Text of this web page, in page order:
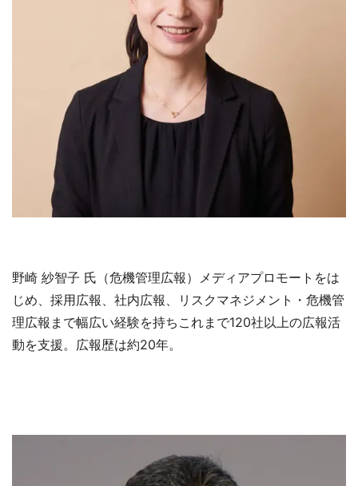
野崎 紗智子 氏（危機管理広報）メディアプロモートをは
じめ、採用広報、社内広報、リスクマネジメント・危機管
理広報まで幅広い経験を持ちこれまで120社以上の広報活
動を支援。広報歴は約20年。